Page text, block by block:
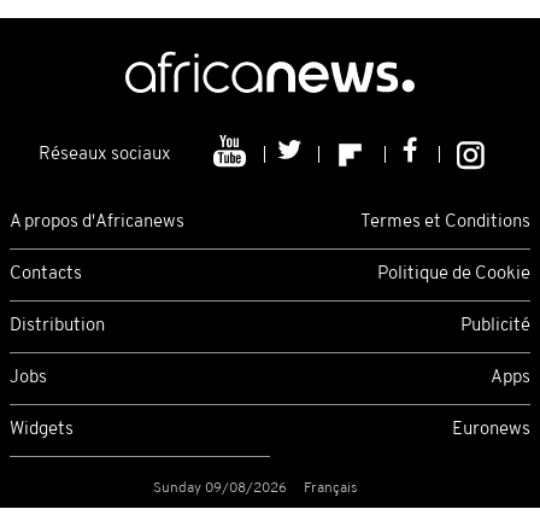
Réseaux sociaux
A propos d'Africanews Termes et Conditions
Contacts Politique de Cookie
Distribution Publicité
Jobs Apps
Widgets Euronews
Sunday 09/08/2026